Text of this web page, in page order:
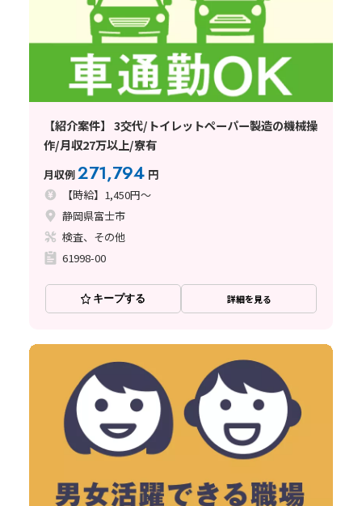
【紹介案件】 3交代/トイレットペーパー製造の機械操
作/月収27万以上/寮有
月収例271,794 円
【時給】1,450円～
静岡県富士市
検査、その他
61998-00
キープする 詳細を見る